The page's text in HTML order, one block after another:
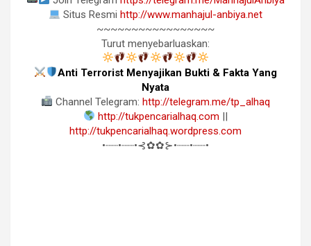
Situs Resmihttp://www.manhajul-anbiya.net
~~~~~~~~~~~~~~~~~
Turut menyebarluaskan:
Anti Terrorist Menyajikan Bukti & Fakta Yang
Nyata
Channel Telegram:http://telegram.me/tp_alhaq
http://tukpencarialhaq.com ||
http://tukpencarialhaq.wordpress.com
•┈┈•┈┈•⊰✿✿⊱•┈┈•┈┈•